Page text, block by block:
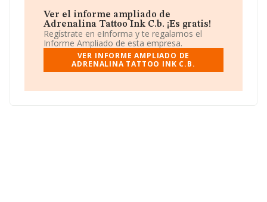
Ver el informe ampliado de
Adrenalina Tattoo Ink C.b. ¡Es gratis!
Regístrate en eInforma y te regalamos el
Informe Ampliado de esta empresa.
VER INFORME AMPLIADO DE
ADRENALINA TATTOO INK C.B.